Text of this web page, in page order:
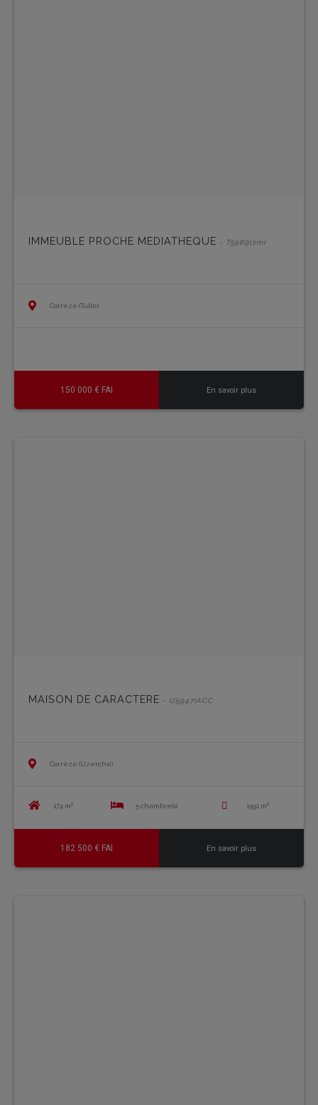
IMMEUBLE PROCHE MEDIATHEQUE - T5989lsmr
Corrèze (Tulle)
150 000 € FAI En savoir plus
MAISON DE CARACTERE - U5947IACC
Corrèze (Uzerche)
174 m² 5 chambre(s) 1591 m²
182 500 € FAI En savoir plus